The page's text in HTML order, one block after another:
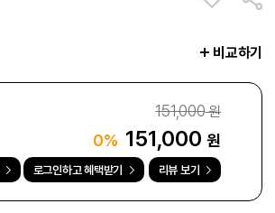
비교하기
151,000원
0% 151,000원
로그인하고 혜택받기 리뷰 보기